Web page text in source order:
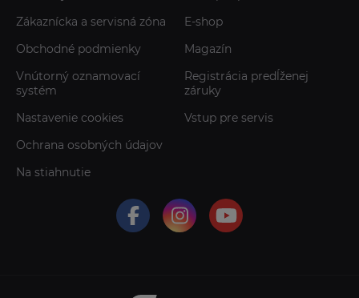
Zákaznícka a servisná zóna
Obchodné podmienky
Vnútorný oznamovací
systém
Nastavenie cookies
Ochrana osobných údajov
Na stiahnutie
E-shop
Magazín
Registrácia predĺženej
záruky
Vstup pre servis